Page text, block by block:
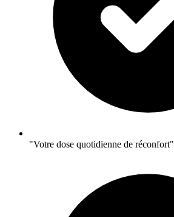
"Votre dose quotidienne de réconfort"